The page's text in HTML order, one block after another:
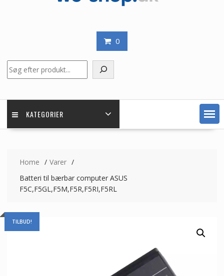
0
KATEGORIER
Home
Varer
Batteri til bærbar computer ASUS
F5C,F5GL,F5M,F5R,F5RI,F5RL
TILBUD!